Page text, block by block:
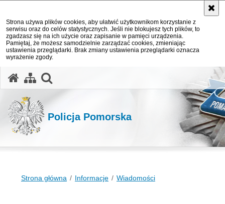
Strona używa plików cookies, aby ułatwić użytkownikom korzystanie z
serwisu oraz do celów statystycznych. Jeśli nie blokujesz tych plików, to
zgadzasz się na ich użycie oraz zapisanie w pamięci urządzenia.
Pamiętaj, że możesz samodzielnie zarządzać cookies, zmieniając
ustawienia przeglądarki. Brak zmiany ustawienia przeglądarki oznacza
wyrażenie zgody.
Policja Pomorska
Strona główna Informacje Wiadomości